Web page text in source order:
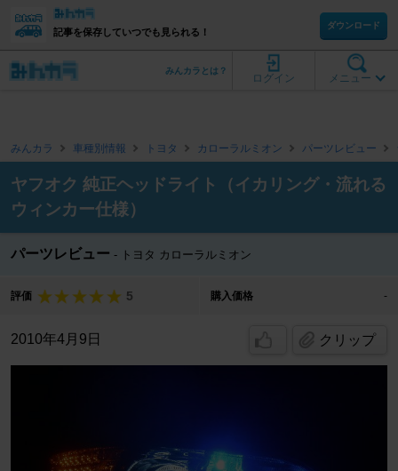
記事を保存していつでも見られる！
ダウンロード
メニュー
ログイン
みんカラとは？
みんカラ 車種別情報 トヨタ カローラルミオン パーツレビュー
ヤフオク 純正ヘッドライト（イカリング・流れる
ウィンカー仕様）
パーツレビュー トヨタ カローラルミオン
評価 5 購入価格 -
2010年4月9日 クリップ